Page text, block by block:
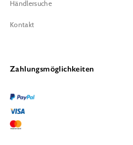
Händlersuche
Kontakt
Zahlungsmöglichkeiten